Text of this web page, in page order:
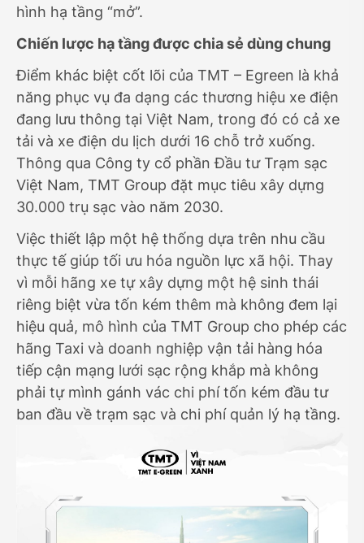
hình hạ tầng “mở”.
Chiến lược hạ tầng được chia sẻ dùng chung
Điểm khác biệt cốt lõi của TMT – Egreen là khả
năng phục vụ đa dạng các thương hiệu xe điện
đang lưu thông tại Việt Nam, trong đó có cả xe
tải và xe điện du lịch dưới 16 chỗ trở xuống.
Thông qua Công ty cổ phần Đầu tư Trạm sạc
Việt Nam, TMT Group đặt mục tiêu xây dựng
30.000 trụ sạc vào năm 2030.
Việc thiết lập một hệ thống dựa trên nhu cầu
thực tế giúp tối ưu hóa nguồn lực xã hội. Thay
vì mỗi hãng xe tự xây dựng một hệ sinh thái
riêng biệt vừa tốn kém thêm mà không đem lại
hiệu quả, mô hình của TMT Group cho phép các
hãng Taxi và doanh nghiệp vận tải hàng hóa
tiếp cận mạng lưới sạc rộng khắp mà không
phải tự mình gánh vác chi phí tốn kém đầu tư
ban đầu về trạm sạc và chi phí quản lý hạ tầng.